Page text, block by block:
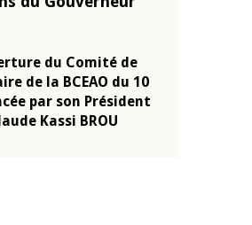
du Comité de
de la BCEAO du 10
par son Président
Kassi BROU